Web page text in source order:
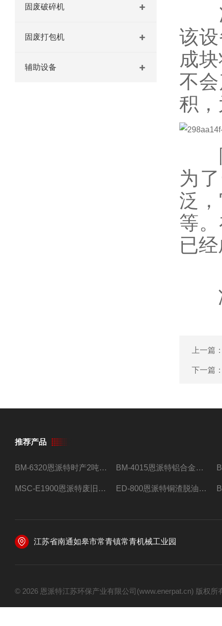
固废破碎机
固废打包机
辅助设备
冲
该
成
不
积
随
为
泛
等
已
冲
上一篇
下一篇
推荐产品
BM-6320恩派特时产2吨合金钢屑压饼机 BM-4015恩派特铝合金屑压饼机 脱油效果好
MSC-E1900恩派特废旧锂电池极片破碎处理设备 ED-800恩派特铜渣脱油机废铜屑铝屑甩油机
江苏省南通如皋市常青镇常青机械工业园
© 2026 恩派特江苏环保产业有限公司(www.enerpat.cn) 版权